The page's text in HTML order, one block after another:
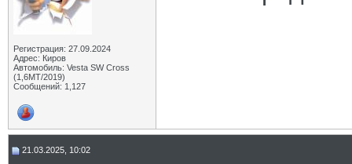
Регистрация: 27.09.2024
Адрес: Киров
Автомобиль: Vesta SW Cross
(1,6МТ/2019)
Сообщений: 1,127
21.03.2025, 10:02